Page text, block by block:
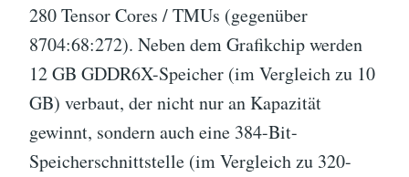
280 Tensor Cores / TMUs (gegenüber
8704:68:272). Neben dem Grafikchip werden
12 GB GDDR6X-Speicher (im Vergleich zu 10
GB) verbaut, der nicht nur an Kapazität
gewinnt, sondern auch eine 384-Bit-
Speicherschnittstelle (im Vergleich zu 320-